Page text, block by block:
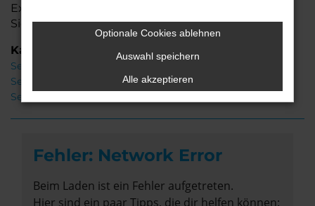
Expertenteam beraten – der Seat Ibiza wartet auf
Sie!
Kategorie
Seat Ibiza Neuwagen Stuhr
Seat Ibiza Gebrauchtwagen Stuhr
Seat Ibiza Stuhr
Fehler: Network Error
Beim Laden ist ein Fehler aufgetreten.
Hier sind ein paar Tipps, die dir helfen können:
Optionale Cookies ablehnen
Auswahl speichern
Alle akzeptieren